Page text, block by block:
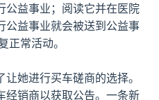
公益事业；阅读它并在医院
公益事业就会被送到公益事
常活动。
她进行买车磋商的选择。
经销商以获取公告。一条新